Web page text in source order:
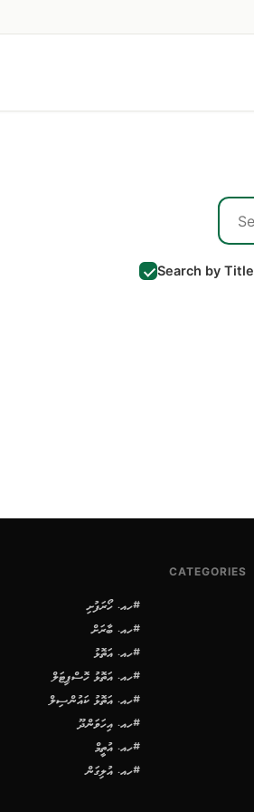
Search by Title
CATEGORIES
#ހއ. ހޯރަފުށި
#ހއ. ބާރަށް
#ހއ. އަތޮޅު
#ހއ. އަތޮޅު ހޮސްޕިޓަލް
#ހއ. އަތޮޅު ކައުންސިލް
#ހއ. އިހަވަންދޫ
#ހއ. އުތީމް
#ހއ. އުލިގަން